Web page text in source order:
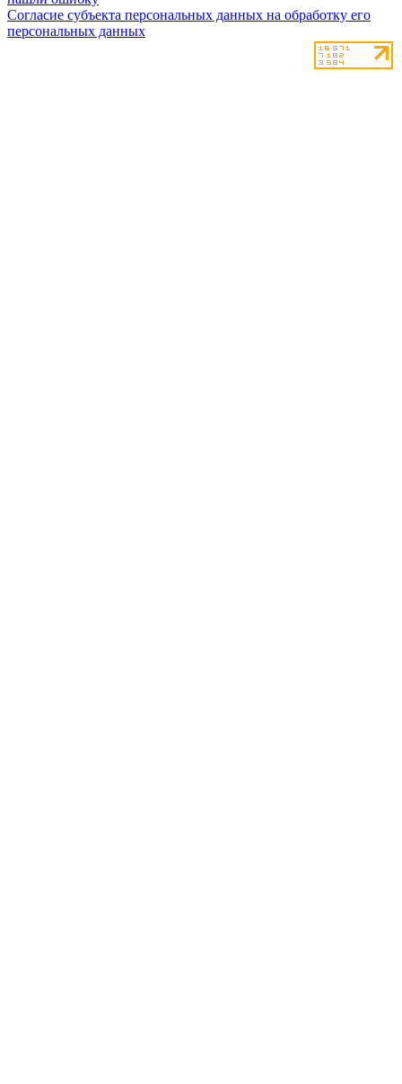
Согласие субъекта персональных данных на обработку его
персональных данных